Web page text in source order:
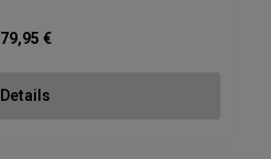
Regulärer Preis:
79,95 €
Details